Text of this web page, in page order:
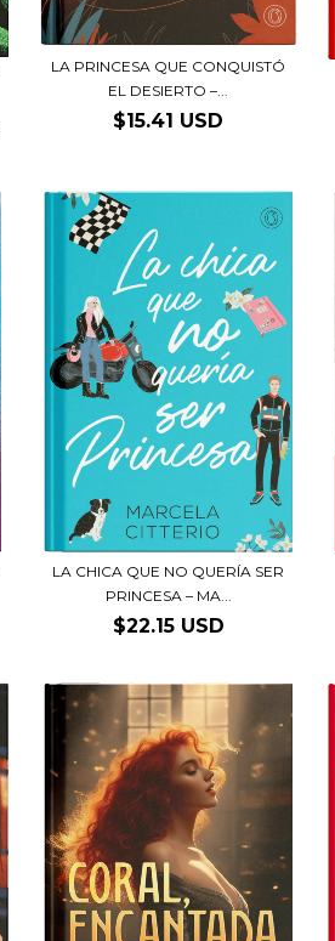
LA PRINCESA QUE CONQUISTÓ
EL DESIERTO –...
$15.41 USD
LA CHICA QUE NO QUERÍA SER
PRINCESA – MA...
$22.15 USD